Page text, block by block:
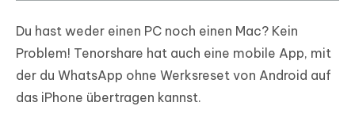
Du hast weder einen PC noch einen Mac? Kein
Problem! Tenorshare hat auch eine mobile App, mit
der du WhatsApp ohne Werksreset von Android auf
das iPhone übertragen kannst.